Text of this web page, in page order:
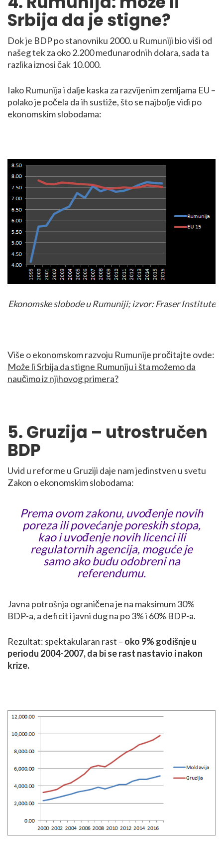
Srbija da je stigne?
Dok je BDP po stanovniku 2000. u Rumuniji bio viši od
našeg tek za oko 2.200 međunarodnih dolara, sada ta
razlika iznosi čak 10.000.
Iako Rumunija i dalje kaska za razvijenim zemljama EU –
polako je počela da ih sustiže, što se najbolje vidi po
ekonomskim slobodama:
Ekonomske slobode u Rumuniji; izvor: Fraser Institute
Više o ekonomskom razvoju Rumunije pročitajte ovde:
Može li Srbija da stigne Rumuniju i šta možemo da
naučimo iz njihovog primera?
5. Gruzija – utrostručen
BDP
Uvid u reforme u Gruziji daje nam jedinstven u svetu
Zakon o ekonomskim slobodama:
Prema ovom zakonu, uvođenje novih
poreza ili povećanje poreskih stopa,
kao i uvođenje novih licenci ili
regulatornih agencija, moguće je
samo ako budu odobreni na
referendumu.
Javna potrošnja ograničena je na maksimum 30%
BDP-a, a deficit i javni dug na po 3% i 60% BDP-a.
Rezultat: spektakularan rast – oko 9% godišnje u
periodu 2004-2007, da bi se rast nastavio i nakon
krize.